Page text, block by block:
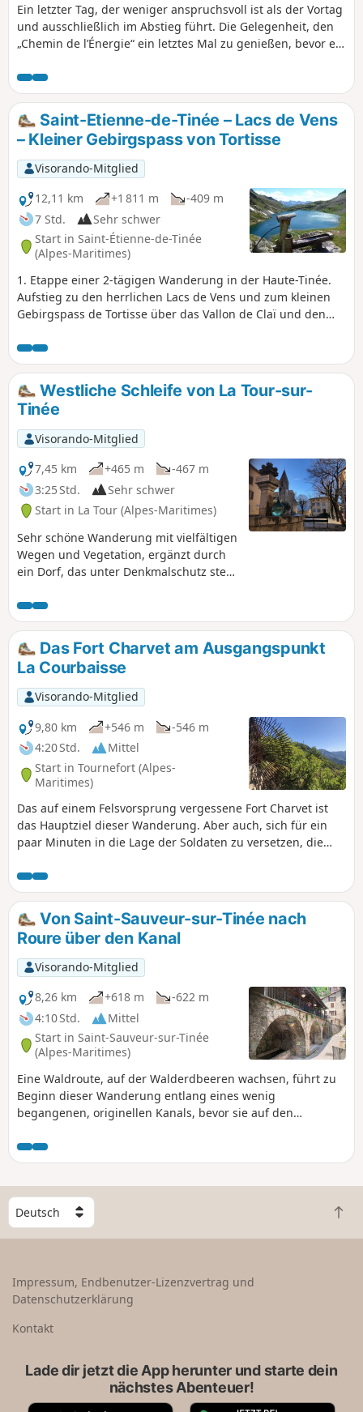
Ein letzter Tag, der weniger anspruchsvoll ist als der Vortag
und ausschließlich im Abstieg führt. Die Gelegenheit, den
„Chemin de l’Énergie“ ein letztes Mal zu genießen, bevor es
Saint-Etienne-de-Tinée – Lacs de Vens
– Kleiner Gebirgspass von Tortisse
Visorando-Mitglied
12,11 km
+1 811 m
-409 m
7 Std.
Sehr schwer
Start in Saint-Étienne-de-Tinée
(Alpes-Maritimes)
1. Etappe einer 2-tägigen Wanderung in der Haute-Tinée.
Aufstieg zu den herrlichen Lacs de Vens und zum kleinen
Gebirgspass de Tortisse über das Vallon de Claï und den
der Umgebung der Lacs de Vens und unterhalb des kleinen
Gebirgspasses Collet de Tortisse.
Westliche Schleife von La Tour-sur-
Tinée
Visorando-Mitglied
7,45 km
+465 m
-467 m
3:25 Std.
Sehr schwer
Start in La Tour (Alpes-Maritimes)
Sehr schöne Wanderung mit vielfältigen
Wegen und Vegetation, ergänzt durch
ein Dorf, das unter Denkmalschutz steht
die praktischen Informationen in der
Beschreibung bezüglich der Jahreszeit
und des Abschnitts abseits des Weges.
⚠️ GPS oder App für diese Wanderung
unerlässlich! Im Winter nicht zu
empfehlen, da die Felsen in der Nähe
der Flüsse rutschig sind.
Das Fort Charvet am Ausgangspunkt
La Courbaisse
Visorando-Mitglied
9,80 km
+546 m
-546 m
4:20 Std.
Mittel
Start in Tournefort (Alpes-
Maritimes)
Das auf einem Felsvorsprung vergessene Fort Charvet ist
das Hauptziel dieser Wanderung. Aber auch, sich für ein
paar Minuten in die Lage der Soldaten zu versetzen, die
beobachten mussten, um sich vor möglichen
piemontesischen Invasoren zu schützen. Vergessen wir
nicht, dass dieses Gebiet seit 1860 zu Frankreich gehört.
Von Saint-Sauveur-sur-Tinée nach
Roure über den Kanal
Visorando-Mitglied
8,26 km
+618 m
-622 m
4:10 Std.
Mittel
Start in Saint-Sauveur-sur-Tinée
(Alpes-Maritimes)
Eine Waldroute, auf der Walderdbeeren wachsen, führt zu
Beginn dieser Wanderung entlang eines wenig
begangenen, originellen Kanals, bevor sie auf den
einen Besuch wert: origineller Waschplatz, Brunnen, ein
ganzes lokales Kulturerbe.
W
ä
h
e
n
Z
u
Impressum, Endbenutzer-Lizenzvertrag und
Datenschutzerklärung
Kontakt
Lade dir jetzt die App herunter und starte dein
nächstes Abenteuer!